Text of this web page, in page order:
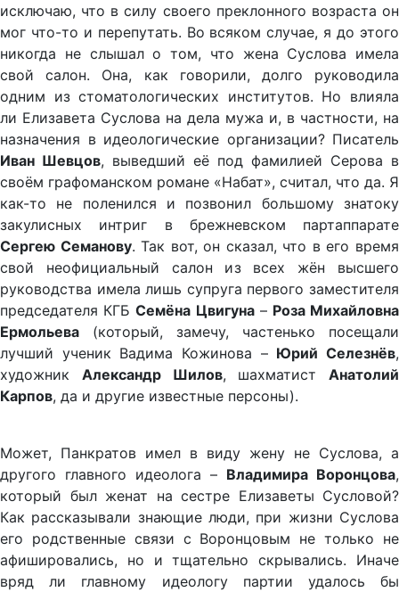
исключаю, что в силу своего преклонного возраста он
мог что-то и перепутать. Во всяком случае, я до этого
никогда не слышал о том, что жена Суслова имела
свой салон. Она, как говорили, долго руководила
одним из стоматологических институтов. Но влияла
ли Елизавета Суслова на дела мужа и, в частности, на
назначения в идеологические организации? Писатель
Иван Шевцов, выведший её под фамилией Серова в
своём графоманском романе «Набат», считал, что да. Я
как-то не поленился и позвонил большому знатоку
закулисных интриг в брежневском партаппарате
Сергею Семанову. Так вот, он сказал, что в его время
свой неофициальный салон из всех жён высшего
руководства имела лишь супруга первого заместителя
председателя КГБСемёна Цвигуна– Роза Михайловна
Ермольева (который, замечу, частенько посещали
лучший ученик Вадима Кожинова – Юрий Селезнёв,
художник Александр Шилов, шахматист Анатолий
Карпов, да и другие известные персоны).
Может, Панкратов имел в виду жену не Суслова, а
другого главного идеолога – Владимира Воронцова,
который был женат на сестре Елизаветы Сусловой?
Как рассказывали знающие люди, при жизни Суслова
его родственные связи с Воронцовым не только не
афишировались, но и тщательно скрывались. Иначе
вряд ли главному идеологу партии удалось бы